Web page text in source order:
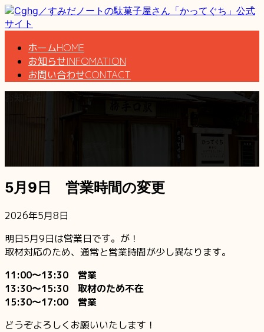
コ
ン
ス
ナ
ビ
ン
ホームHOME
お知らせINFOMATION
お問い合わせCONTACT
5月9日 営業時間の変更
2026年5月8日
明日5月9日は営業日です。が！
取材対応のため、通常と営業時間が少し異なります。
11:00〜13:30 営業
13:30〜15:30 取材のため不在
15:30〜17:00 営業
どうぞよろしくお願いいたします！